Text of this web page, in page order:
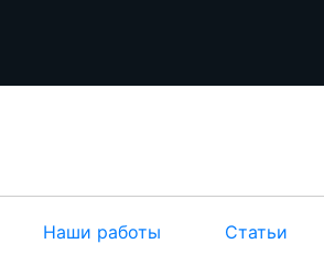
Наши работы Статьи